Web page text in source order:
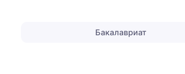
Бакалавриат